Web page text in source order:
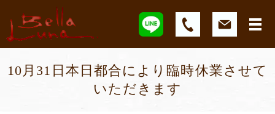
10月31日本日都合により臨時休業させて
いただきます